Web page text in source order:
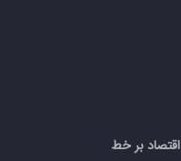
اقتصاد بر خط